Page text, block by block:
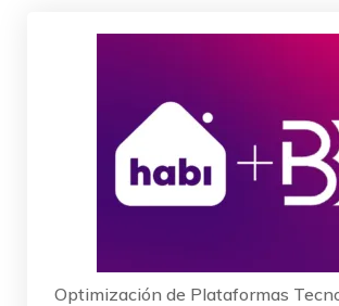
Optimización de Plataformas